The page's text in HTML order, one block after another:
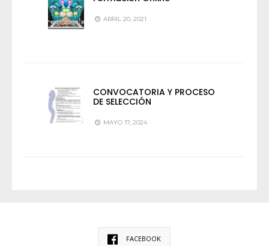
ABRIL 20, 2021
CONVOCATORIA Y PROCESO
DE SELECCIÓN
MAYO 17, 2024
FACEBOOK